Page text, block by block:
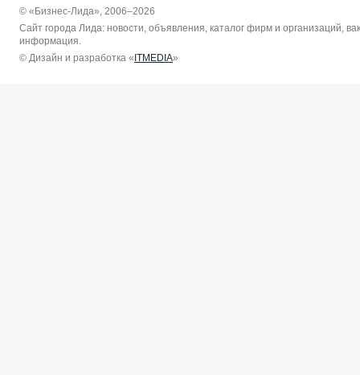
© «Бизнес-Лида», 2006–2026
Сайт города Лида: новости, объявления, каталог фирм и организаций,
информация.
© Дизайн и разработка « ITMEDIA»